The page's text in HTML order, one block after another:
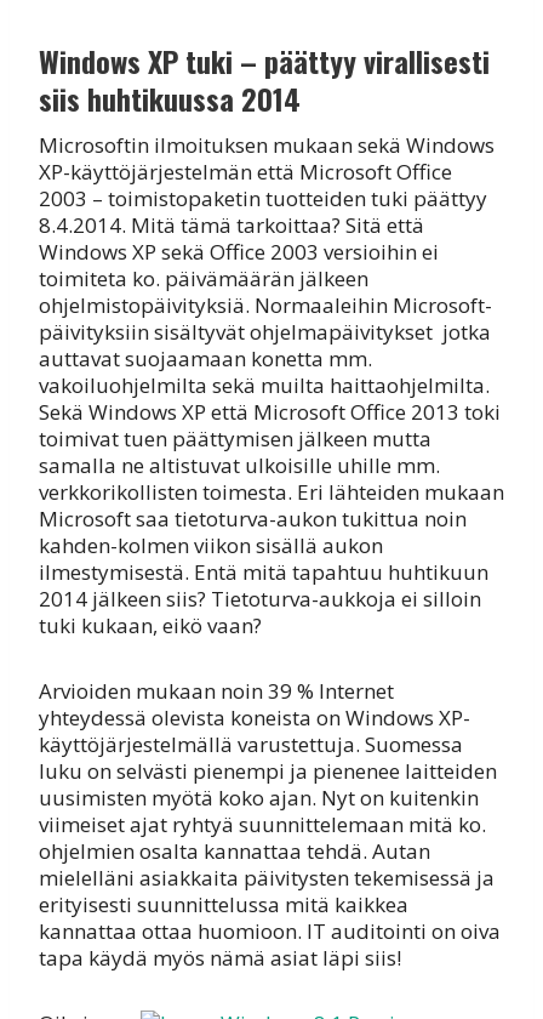
Windows XP tuki – päättyy virallisesti
siis huhtikuussa 2014
Microsoftin ilmoituksen mukaan sekä Windows
XP-käyttöjärjestelmän että Microsoft Office
2003 – toimistopaketin tuotteiden tuki päättyy
8.4.2014. Mitä tämä tarkoittaa? Sitä että
Windows XP sekä Office 2003 versioihin ei
toimiteta ko. päivämäärän jälkeen
ohjelmistopäivityksiä. Normaaleihin Microsoft-
päivityksiin sisältyvät ohjelmapäivitykset jotka
auttavat suojaamaan konetta mm.
vakoiluohjelmilta sekä muilta haittaohjelmilta.
Sekä Windows XP että Microsoft Office 2013 toki
toimivat tuen päättymisen jälkeen mutta
samalla ne altistuvat ulkoisille uhille mm.
verkkorikollisten toimesta. Eri lähteiden mukaan
Microsoft saa tietoturva-aukon tukittua noin
kahden-kolmen viikon sisällä aukon
ilmestymisestä. Entä mitä tapahtuu huhtikuun
2014 jälkeen siis? Tietoturva-aukkoja ei silloin
tuki kukaan, eikö vaan?
Arvioiden mukaan noin 39 % Internet
yhteydessä olevista koneista on Windows XP-
käyttöjärjestelmällä varustettuja. Suomessa
luku on selvästi pienempi ja pienenee laitteiden
uusimisten myötä koko ajan. Nyt on kuitenkin
viimeiset ajat ryhtyä suunnittelemaan mitä ko.
ohjelmien osalta kannattaa tehdä. Autan
mielelläni asiakkaita päivitysten tekemisessä ja
erityisesti suunnittelussa mitä kaikkea
kannattaa ottaa huomioon. IT auditointi on oiva
tapa käydä myös nämä asiat läpi siis!